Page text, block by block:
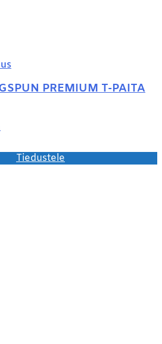
PREMIUM T-PAITA
Tiedustele